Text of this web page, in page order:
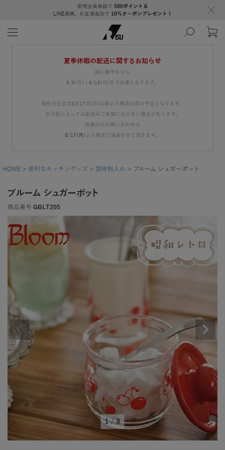
新規会員登録で 500ポイント＆
LINE連携、お友達追加で 10％クーポンプレゼント！
夏季休暇の配送に関するお知らせ
誠に勝手ながら
8/9(日) - 8/16(日)まで休業となります。
現在の注文は8月17日(月)以降より順次出荷の予定となります。
※日程によっては配送日ご希望に沿えない場合があります。
休業中のお問い合わせは
8/17(月) より順次ご返答させて頂きます。
HOME 便利なキッチングッズ 調味料入れ ブルーム シュガーポット
ブルーム シュガーポット
商品番号 GBLT205
1/8